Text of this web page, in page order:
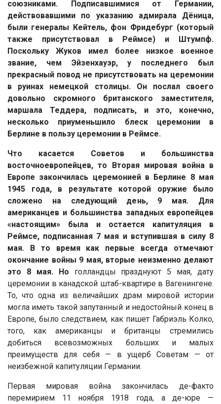
союзниками. Подписавшимися от Германии,
действовавшими по указанию адмирала Дёница,
были генералы Кейтель, фон Фридебург (который
также присутствовал в Реймсе) и Штумпф.
Поскольку Жуков имел более низкое военное
звание, чем Эйзенхауэр, у последнего был
прекрасный повод не присутствовать на церемонии
в руинах немецкой столицы. Он послал своего
довольно скромного британского заместителя,
маршала Теддера, подписать, и это, конечно,
несколько приуменьшило блеск церемонии в
Берлине в пользу церемонии в Реймсе.
Что касается Советов и большинства
восточноевропейцев, то Вторая мировая война в
Европе закончилась церемонией в Берлине 8 мая
1945 года, в результате которой оружие было
сложено на следующий день, 9 мая. Для
американцев и большинства западных европейцев
«настоящим» была и остается капитуляция в
Реймсе, подписанная 7 мая и вступившая в силу 8
мая. В то время как первые всегда отмечают
окончание войны 9 мая, вторые неизменно делают
это 8 мая. Но голландцы празднуют 5 мая, дату
церемонии в канадской штаб-квартире в Вагенингене.
То, что одна из величайших драм мировой истории
могла иметь такой запутанный и недостойный конец в
Европе, было следствием, как пишет Габриэль Колко,
того, как американцы и британцы стремились
добиться всевозможных больших и малых
преимуществ для себя — в ущерб Советам — от
неизбежной капитуляции Германии.
Первая мировая война закончилась де-факто
перемирием 11 ноября 1918 года, а де-юре —